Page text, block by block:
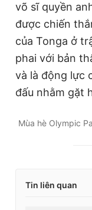
võ sĩ quyền
được chiến
của Tonga ở
phai với bản
và là động lực
đấu nhằm gặt
Mùa hè Olympic
Tin liên quan